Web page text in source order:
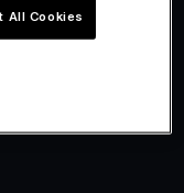
All Cookies